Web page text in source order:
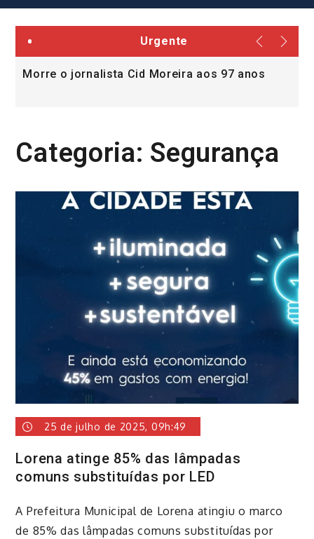
Urgente
Morre o jornalista Cid Moreira aos 97 anos
Categoria: Segurança
25 de julho de 2025, 09h:49
Lorena atinge 85% das lâmpadas
comuns substituídas por LED
A Prefeitura Municipal de Lorena atingiu o marco
de 85% das lâmpadas comuns substituídas por